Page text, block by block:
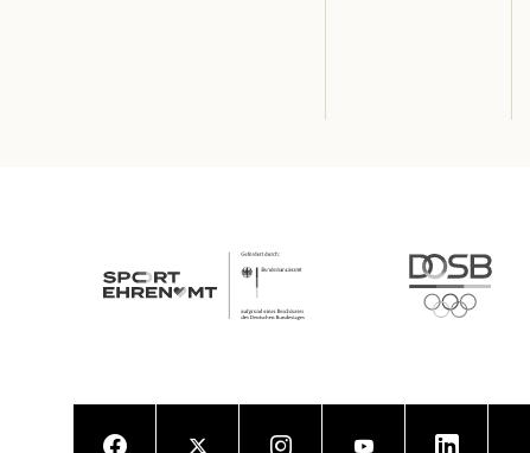
Facebook Twitter Instagram Youtube LinkedIn